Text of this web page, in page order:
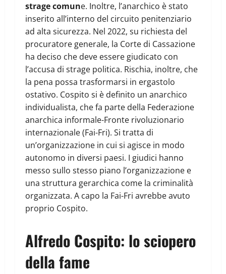
strage comune. Inoltre, l’anarchico è stato
inserito all’interno del circuito penitenziario
ad alta sicurezza. Nel 2022, su richiesta del
procuratore generale, la Corte di Cassazione
ha deciso che deve essere giudicato con
l’accusa di strage politica. Rischia, inoltre, che
la pena possa trasformarsi in ergastolo
ostativo. Cospito si è definito un anarchico
individualista, che fa parte della Federazione
anarchica informale-Fronte rivoluzionario
internazionale (Fai-Fri). Si tratta di
un’organizzazione in cui si agisce in modo
autonomo in diversi paesi. I giudici hanno
messo sullo stesso piano l’organizzazione e
una struttura gerarchica come la criminalità
organizzata. A capo la Fai-Fri avrebbe avuto
proprio Cospito.
Alfredo Cospito: lo sciopero
della fame